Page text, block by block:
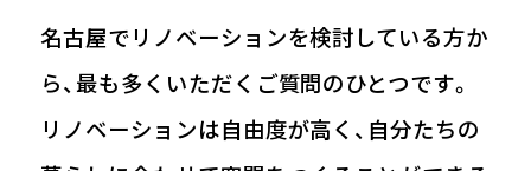
名古屋でリノベーションを検討している方か
ら、最も多くいただくご質問のひとつです。
リノベーションは自由度が高く、自分たちの